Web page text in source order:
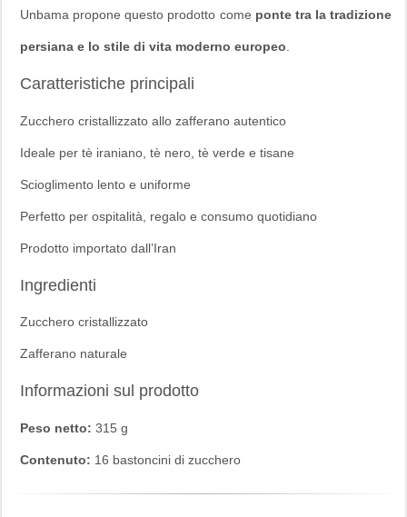
Unbama propone questo prodotto come ponte tra la tradizione
persiana e lo stile di vita moderno europeo
Caratteristiche principali
Zucchero cristallizzato allo zafferano autentico
Ideale per tè iraniano, tè nero, tè verde e tisane
Scioglimento lento e uniforme
Perfetto per ospitalità, regalo e consumo quotidiano
Prodotto importato dall’Iran
Ingredienti
Zucchero cristallizzato
Zafferano naturale
Informazioni sul prodotto
Peso netto: 315 g
Contenuto: 16 bastoncini di zucchero